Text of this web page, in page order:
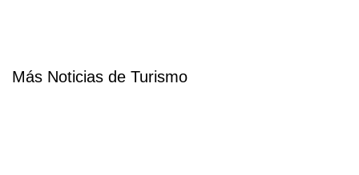
Más Noticias de Turismo